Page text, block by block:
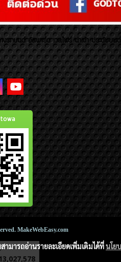
ยนต์ อัลพาร์ด เวลไฟร์ นำเข้า ประดับยน
MakeWebEasy.com
3,463
มารถอ่านรายละเอียดเพิ่มเติมได้ที่นโย